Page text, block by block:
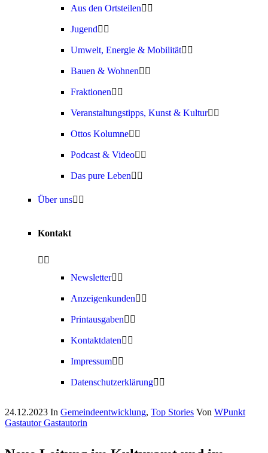
Aus den Ortsteilen
Jugend
Umwelt, Energie & Mobilität
Bauen & Wohnen
Fraktionen
Veranstaltungstipps, Kunst & Kultur
Ottos Kolumne
Podcast & Video
Das pure Leben
Über uns
Kontakt
Newsletter
Anzeigenkunden
Printausgaben
Kontaktdaten
Impressum
Datenschutzerklärung
24.12.2023 In Gemeindeentwicklung, Top Stories Von WPunkt
Gastautor Gastautorin